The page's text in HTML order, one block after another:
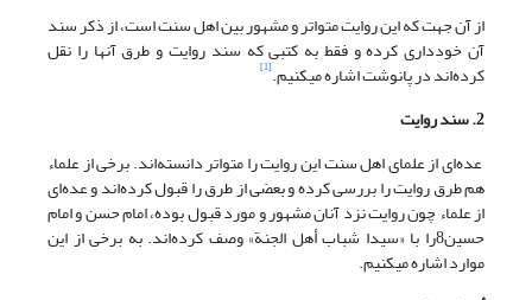
از آن جهت که این روایت متواتر و مشهور بین اهل سنت است، از ذکر سند
آن خودداری کرده و فقط به کتبی که سند روایت و طرق آنها را نقل
کرده‌اند در پانوشت اشاره می‏کنیم.[1]
2. سند روایت
عده‌ای از علمای اهل سنت این روایت را متواتر دانسته‌اند. برخی از علماء
هم طرق روایت را بررسی کرده و بعضی از طرق را قبول کرده‌اند و عده‌ای
از علماء چون روایت نزد آنان مشهور و مورد قبول بوده، امام حسن و امام
حسین8را با «سیدا شباب أهل الجنة» وصف کرده‌اند. به برخی از این
موارد اشاره می‏کنیم.